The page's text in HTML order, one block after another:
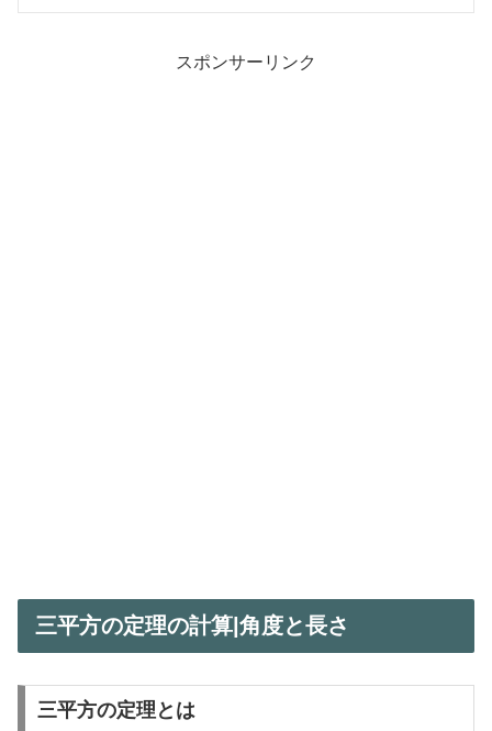
スポンサーリンク
三平方の定理の計算|角度と長さ
三平方の定理とは